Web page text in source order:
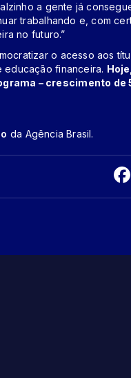
a gente já
trabalhando e, com
no futuro.”
o acesso aos
educação financeira. Hoje,
– crescimento de
da Agência Brasil.